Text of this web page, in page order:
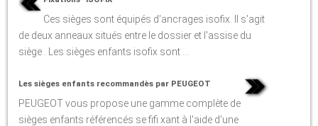
Ces sièges sont équipés d'ancrages isofix. Il s'agit
de deux anneaux situés entre le dossier et l'assise du
siège . Les sièges enfants isofix sont ...
Les sièges enfants recommandès par PEUGEOT
PEUGEOT vous propose une gamme complète de
sièges enfants référencés se fifi xant à l'aide d'une